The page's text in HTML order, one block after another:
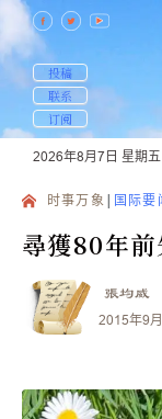
投稿
联系
订阅
2026年8月7日 星期五
时事万象 国际要
尋獲80年
張均威
2015年9